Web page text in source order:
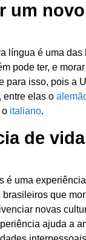
um
língua é uma
pode ter, e
para isso, pois a
entre elas o
o italiano.
de
é uma
que
novas
ajuda a